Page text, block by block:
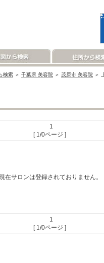
検索 ＞ 千葉県 美容院 ＞ 茂原市 美容院 ＞
1
[ 1/0ページ ]
在サロンは登録されておりません。
1
[ 1/0ページ ]